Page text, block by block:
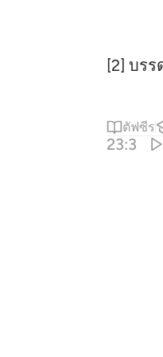
[2] บร
ตัฟซีร
23:3